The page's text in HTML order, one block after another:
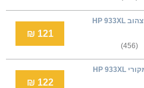
ראש דיו מקורי צהוב HP 933XL
(456)
121 ₪
ראש דיו כחול מקורי HP 933XL
122 ₪